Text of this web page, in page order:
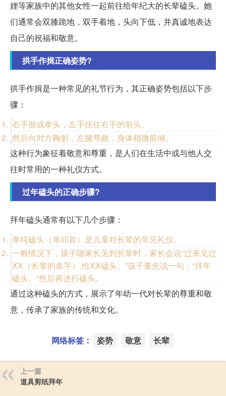
娌等家族中的其他女性一起前往给年纪大的长辈磕头。她
们通常会双膝跪地，双手着地，头向下低，并真诚地表达
自己的祝福和敬意。
拱手作揖正确姿势?
拱手作揖是一种常见的礼节行为，其正确姿势包括以下步
骤：
右手握成拳头，左手扶住右手的前头。
然后向对方鞠躬，左腿弯曲，身体稍微前倾。
这种行为象征着敬意和尊重，是人们在生活中或与他人交
往时常用的一种礼仪方式。
过年磕头的正确步骤?
拜年磕头通常有以下几个步骤：
单纯磕头（单叩首）是儿童对长辈的常见礼仪。
一般情况下，孩子随家长见到长辈时，家长会说“过来见过
XX（长辈的名字）,给XX磕头。”孩子要先说一句：“拜年
磕头。”然后再进行磕头。
通过这种磕头的方式，展示了年幼一代对长辈的尊重和敬
意，传承了家族的传统和文化。
网络标签： 姿势 敬意 长辈
上一篇
道具剪纸拜年